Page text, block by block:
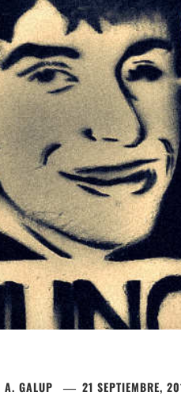
A. GALUP 21 SEPTIEMBRE,